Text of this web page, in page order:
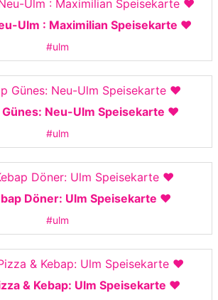
Ulm : Maximilian Speisekarte ❤️
#ulm
Günes: Neu-Ulm Speisekarte ❤️
#ulm
Döner: Ulm Speisekarte ❤️
#ulm
& Kebap: Ulm Speisekarte ❤️